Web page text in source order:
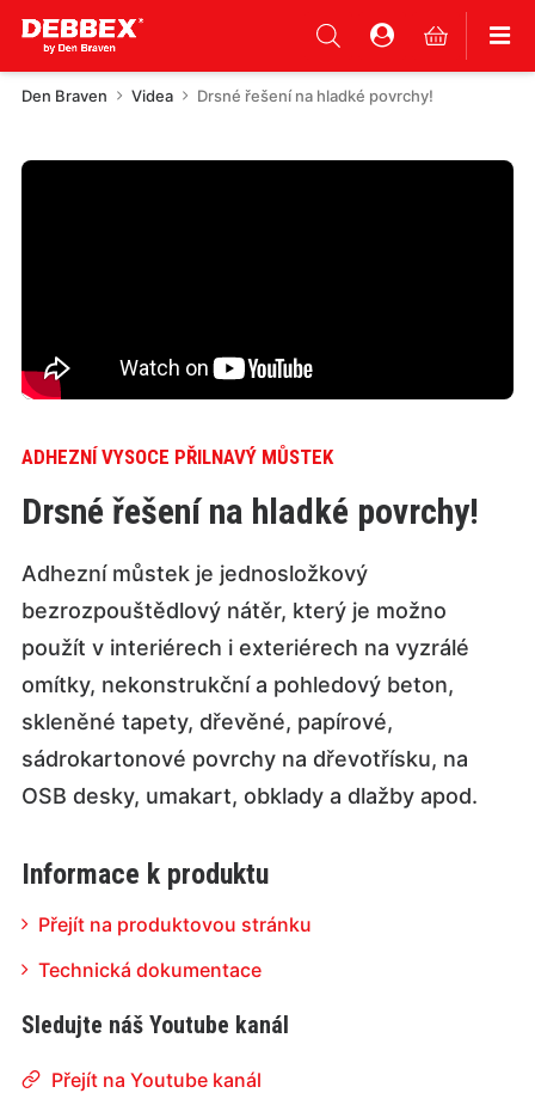
Den Braven Videa Drsné řešení na hladké povrchy!
ADHEZNÍ VYSOCE PŘILNAVÝ MŮSTEK
Drsné řešení na hladké povrchy!
Adhezní můstek je jednosložkový
bezrozpouštědlový nátěr, který je možno
použít v interiérech i exteriérech na vyzrálé
omítky, nekonstrukční a pohledový beton,
skleněné tapety, dřevěné, papírové,
sádrokartonové povrchy na dřevotřísku, na
OSB desky, umakart, obklady a dlažby apod.
Informace k produktu
Přejít na produktovou stránku
Technická dokumentace
Sledujte náš Youtube kanál
Přejít na Youtube kanál